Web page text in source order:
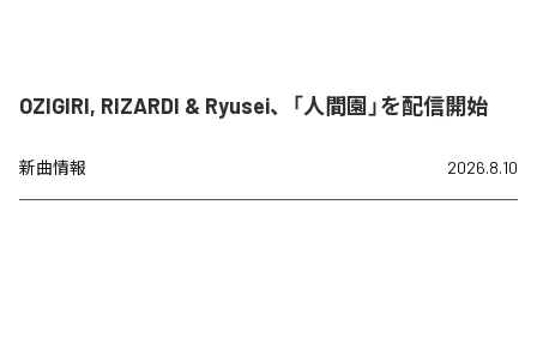
OZIGIRI, RIZARDI & Ryusei、「人間園」を配信開始
新曲情報 2026.8.10